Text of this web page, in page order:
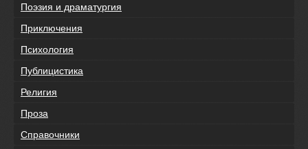
Поэзия и драматургия
Приключения
Психология
Публицистика
Религия
Проза
Справочники